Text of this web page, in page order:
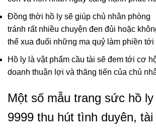
Đồng thời hồ ly sẽ giúp chủ nhân phòng
tránh rất nhiều chuyện đen đủi hoặc
thể xua đuổi những ma quỷ làm phiền tới
Hồ ly là vật phẩm cầu tài sẽ đem tới cơ
doanh thuận lợi và thăng tiến của chủ
Một số mẫu trang sức hồ
9999 thu hút tình duyên, tài